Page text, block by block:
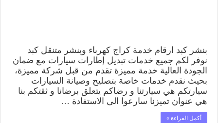
بنشر كبد ارقام خدمة كراج كهرباء وبنشر متنقل كبد
نوفر لكم جميع خدمات تبديل إطارات سيارات مع ضمان
الجودة العالية خدمة مميزة تقدم من قبل شركة مميزة،
بحيث نقدم خدمات خاصة بتصليح وصيانة السيارات
سيارتكم هي سيارتنا و رضاكم يتعلق برضانا و ثقتكم بنا
هي عنوان تميزنا سارعوا الى الاستفادة …
أكمل القراءة »